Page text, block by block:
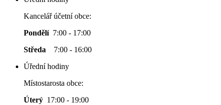
Kancelář účetní obce:
Pondělí 7:00 - 17:00
Středa 7:00 - 16:00
Úřední hodiny
Místostarosta obce:
Úterý 17:00 - 19:00